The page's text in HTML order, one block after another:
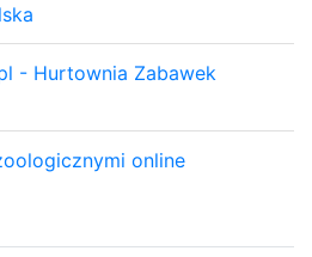
- Hurtownia Zabawek
online